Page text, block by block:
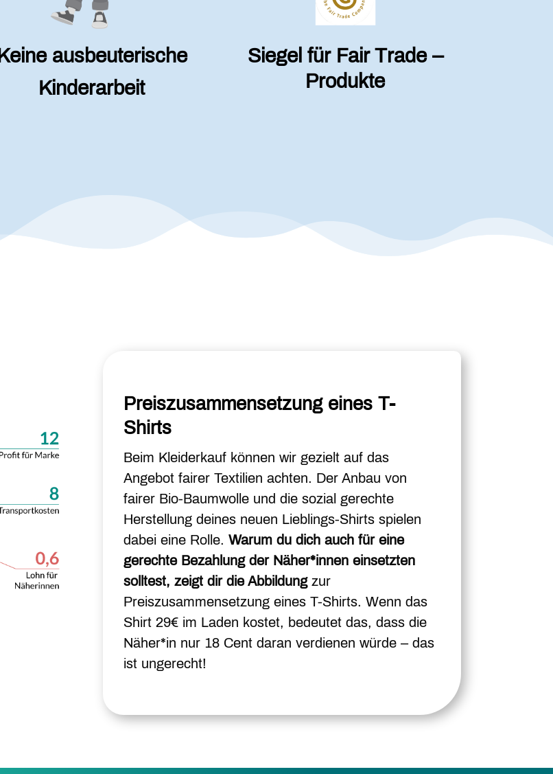
Keine ausbeuterische
Kinderarbeit
Siegel für Fair Trade –
Produkte
Preiszusammensetzung eines T-
Shirts
Beim Kleiderkauf können wir gezielt auf das
Angebot fairer Textilien achten. Der Anbau von
fairer Bio-Baumwolle und die sozial gerechte
Herstellung deines neuen Lieblings-Shirts spielen
dabei eine Rolle.Warum du dich auch für eine
gerechte Bezahlung der Näher*innen einsetzten
solltest, zeigt dir die Abbildungzur
Preiszusammensetzung eines T-Shirts. Wenn das
Shirt 29€ im Laden kostet, bedeutet das, dass die
Näher*in nur 18 Cent daran verdienen würde – das
ist ungerecht!